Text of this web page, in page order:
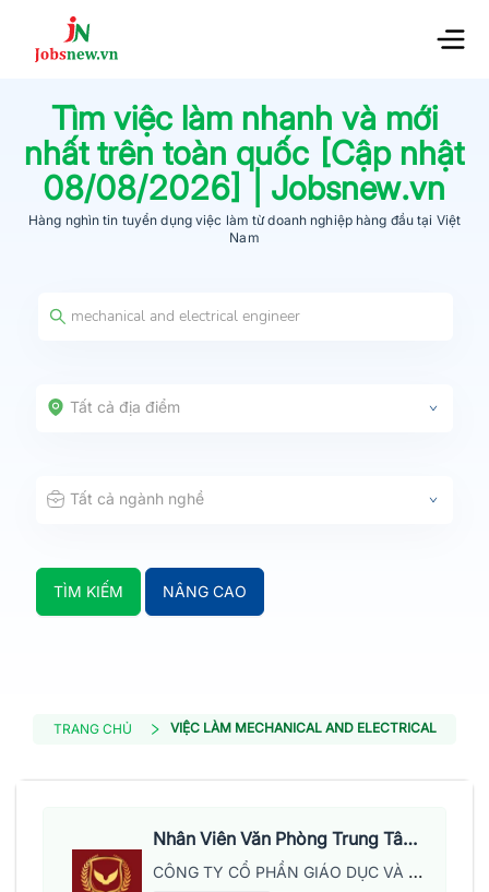
Tìm việc làm nhanh và mới
nhất trên toàn quốc [Cập nhật
08/08/2026] | Jobsnew.vn
Hàng nghìn tin tuyển dụng việc làm từdoanh nghiệp hàng đầu tại Việt
Nam
Tất cả địa điểm
Tất cả ngành nghề
TÌM KIẾM NÂNG CAO
TRANG CHỦ VIỆC LÀM MECHANICAL AND ELECTRICAL
Nhân Viên Văn Phòng Trung Tâm Anh Ngữ
CÔNG TY CỔ PHẦN GIÁO DỤC VÀ NĂNG LƯỢNG ĐÔNG ĐÔ